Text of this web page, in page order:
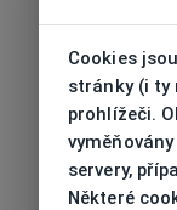
Cookies
stránky (i ty
prohlížeči.
servery,
Některé